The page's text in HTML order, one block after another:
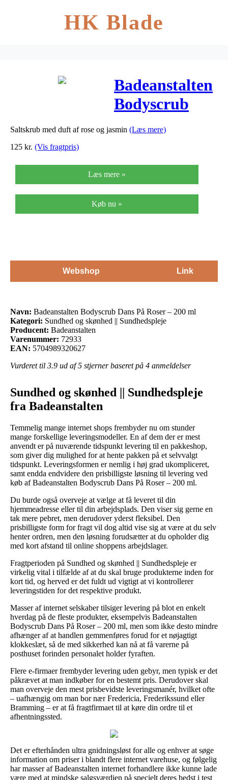
HK Blade
Badeanstalten
Bodyscrub
Dans På Roser
Saltskrub med duft af rose og jasmin (Læs mere)
125 kr. (Vis fragtpris)
Læs mere »
Køb nu »
Webshop Link
Navn: Badeanstalten Bodyscrub Dans På Roser – 200 ml
Kategori: Sundhed og skønhed || Sundhedspleje
Producent: Badeanstalten
Varenummer: 72933
EAN: 5704989320627
Vurderet til 3.9 ud af 5 stjerner baseret på 4 anmeldelser
Sundhed og skønhed || Sundhedspleje
fra Badeanstalten
Temmelig mange internet shops frembyder nu om stunder
mange forskellige leveringsmodeller. En af dem der er mest
anvendt er på nuværende tidspunkt levering til en pakkeshop,
som giver dig mulighed for at hente pakken på et selvvalgt
tidspunkt. Leveringsformen er nemlig i høj grad ukompliceret,
samt endda endvidere den prisbilligste løsning til levering ved
køb af Badeanstalten Bodyscrub Dans På Roser – 200 ml.
Du burde også overveje at vælge at få leveret til din
hjemmeadresse eller til din arbejdsplads. Den viser sig gerne en
tak mere pebret, men derudover yderst fleksibel. Den
prisbilligste form for fragt vil dog altid vise sig at være at du selv
henter ordren, men den løsning forudsætter at du opholder dig
med kort afstand til online shoppens arbejdslager.
Fragtperioden på Sundhed og skønhed || Sundhedspleje er
virkelig vital i tilfælde af at du skal bruge produkterne inden for
kort tid, og herved er det fuldt ud vigtigt at vi kontrollerer
leveringstiden for det respektive produkt.
Masser af internet selskaber tilsiger levering på blot en enkelt
hverdag på de fleste produkter, eksempelvis Badeanstalten
Bodyscrub Dans På Roser – 200 ml, men som ikke desto mindre
afhænger af at handlen gemmenføres forud for et nøjagtigt
klokkeslæt, så de med sikkerhed kan nå at få varerne på
posthuset forinden personalet holder fyraften.
Flere e-firmaer frembyder levering uden gebyr, men typisk er det
påkrævet at man indkøber for en bestemt pris. Derudover skal
man overveje den mest prisbevidste leveringsmanér, hvilket ofte
– uafhængig om man bor nær Fredericia, Frederikssund eller
Bramming – er at få fragtfirmaet til at køre din ordre til et
afhentningssted.
Det er efterhånden ultra gnidningsløst for alle og enhver at søge
information om priser i blandt flere internet varehuse, og følgelig
har masser af Badeanstalten internet forhandlere ikke kunne lade
være med at mindske salgsværdien på specielt deres bedst i test